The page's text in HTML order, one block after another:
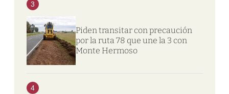
3
Piden transitar con precaución
por la ruta 78 que une la 3 con
Monte Hermoso
4